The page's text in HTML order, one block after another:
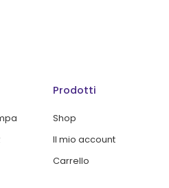
Prodotti
Shop
Il mio account
Carrello